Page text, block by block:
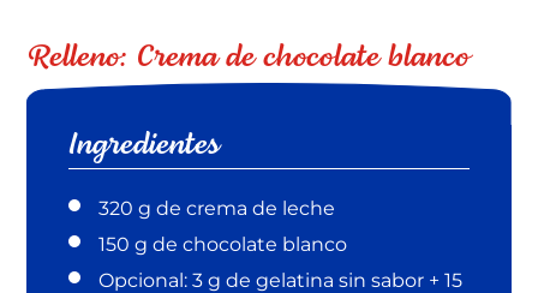
Relleno: Crema de chocolate blanco
Ingredientes
320 g de crema de leche
150 g de chocolate blanco
Opcional: 3 g de gelatina sin sabor + 15